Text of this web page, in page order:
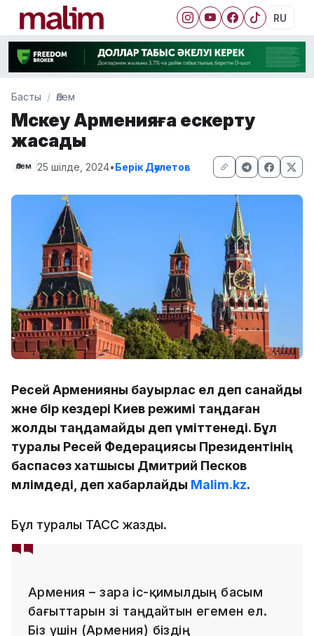
RU
Басты Әлем
Мәскеу Арменияға ескерту
жасады
Әлем 25 шілде, 2024•Берік Дәулетов
Ресей Арменияны бауырлас ел деп санайды
және бір кездері Киев режимі таңдаған
жолды таңдамайды деп үміттенеді. Бұл
туралы Ресей Федерациясы Президентінің
баспасөз хатшысы Дмитрий Песков
мәлімдеді, деп хабарлайды Malim.kz.
Бұл туралы ТАСС жазды.
Армения – өзара іс-қимылдың басым
бағыттарын өзі таңдайтын егемен ел.
Біз үшін (Армения) біздің